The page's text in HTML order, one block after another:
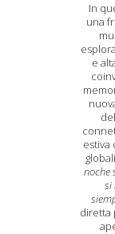
In
una
e
estiva
noche
si
diretta